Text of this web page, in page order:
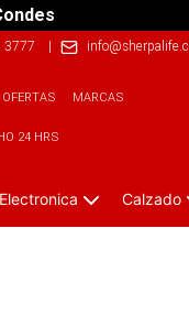
3777 | info@sherpalife.cl
OFERTAS MARCAS
24 HRS
Electronica Calzado